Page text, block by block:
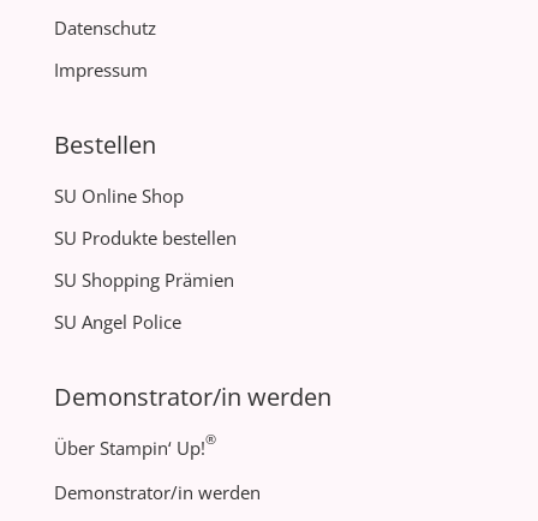
Datenschutz
Impressum
Bestellen
SU Online Shop
SU Produkte bestellen
SU Shopping Prämien
SU Angel Police
Demonstrator/in werden
Über Stampin‘ Up!®
Demonstrator/in werden